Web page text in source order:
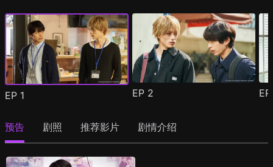
EP 1 EP 2
预告 剧照 推荐影片 剧情介绍